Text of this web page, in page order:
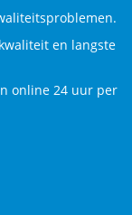
en langste
online 24 uur per